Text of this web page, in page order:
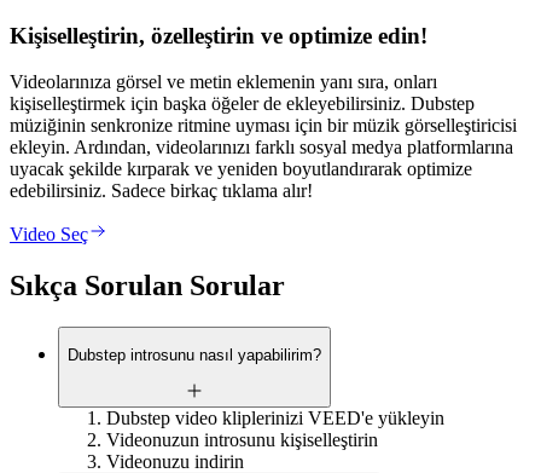
Kişiselleştirin, özelleştirin ve optimize edin!
Videolarınıza görsel ve metin eklemenin yanı sıra, onları
kişiselleştirmek için başka öğeler de ekleyebilirsiniz. Dubstep
müziğinin senkronize ritmine uyması için bir müzik görselleştiricisi
ekleyin. Ardından, videolarınızı farklı sosyal medya platformlarına
uyacak şekilde kırparak ve yeniden boyutlandırarak optimize
edebilirsiniz. Sadece birkaç tıklama alır!
Video Seç
Sıkça Sorulan Sorular
Dubstep introsunu nasıl yapabilirim?
Dubstep video kliplerinizi VEED'e yükleyin
Videonuzun introsunu kişiselleştirin
Videonuzu indirin